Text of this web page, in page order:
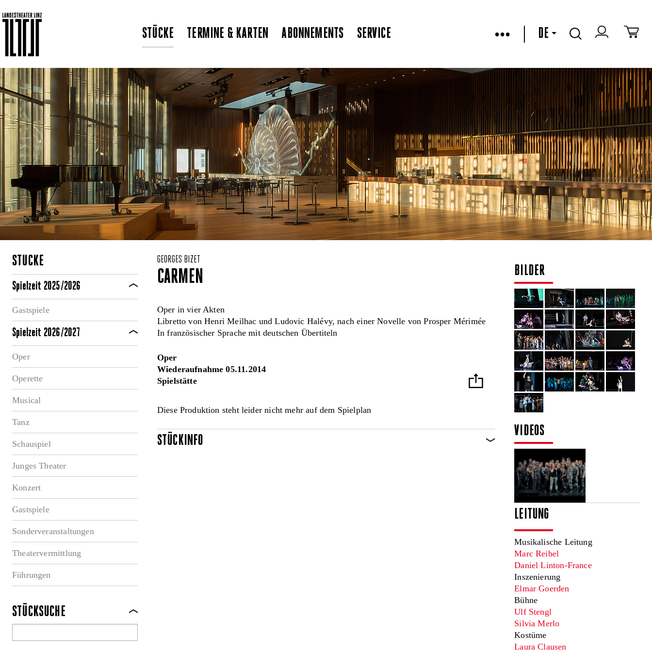
STÜCKE TERMINE & KARTEN ABONNEMENTS SERVICE ••• DE
STÜCKE
Spielzeit 2025/2026
Gastspiele
Spielzeit 2026/2027
Oper
Operette
Musical
Tanz
Schauspiel
Junges Theater
Konzert
Gastspiele
Sonderveranstaltungen
Theatervermittlung
Führungen
STÜCKSUCHE
GEORGES BIZET
CARMEN
Oper in vier Akten
Libretto von Henri Meilhac und Ludovic Halévy, nach einer Novelle von Prosper Mérimée
In französischer Sprache mit deutschen Übertiteln
Oper
Wiederaufnahme 05.11.2014
Spielstätte
Diese Produktion steht leider nicht mehr auf dem Spielplan
STÜCKINFO
BILDER
VIDEOS
LEITUNG
Musikalische Leitung
Marc Reibel
Daniel Linton-France
Inszenierung
Elmar Goerden
Bühne
Ulf Stengl
Silvia Merlo
Kostüme
Laura Clausen